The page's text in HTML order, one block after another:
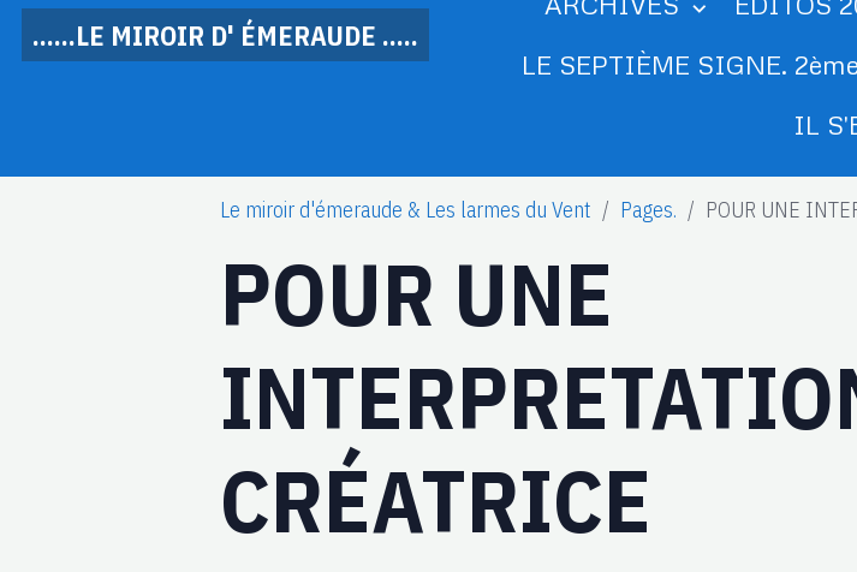
......LE MIROIR D' ÉMERAUDE .....
LE SEPTIÈME SIGNE.
IL
Le miroir d'émeraude & Les larmes du Vent Pages. POUR UNE
POUR UNE
CRÉATRICE